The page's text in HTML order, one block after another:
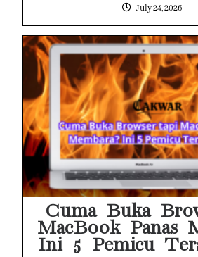
July 24, 2026
Cuma Buka
MacBook Panas
Ini 5 Pemicu